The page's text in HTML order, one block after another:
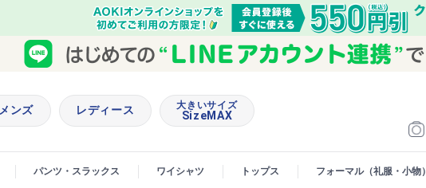
メンズ レディース 大きいサイズ
SizeMAX
パンツ・スラックス ワイシャツ トップス フォーマル（礼服・小物）